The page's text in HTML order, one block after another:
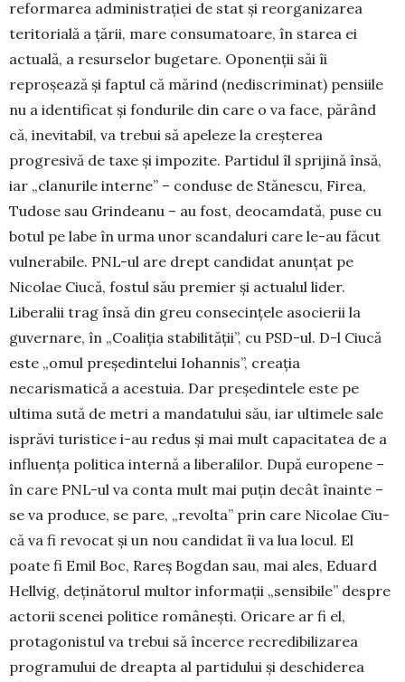
reformarea ad­mi­nistraţiei de stat și reorganizarea
teritorială a țării, ma­re consumatoare, în starea ei
actuală, a resurselor buge­ta­re. Oponenţii săi îi
reproșează și faptul că mărind (ne­discriminat) pensiile
nu a identificat și fondurile din care o va face, părând
că, inevitabil, va trebui să apeleze la creşterea
progresivă de taxe și impozite. Partidul îl sprijină însă,
iar „clanurile interne” – conduse de Stă­nescu, Firea,
Tudose sau Grindeanu – au fost, deo­cam­dată, puse cu
botul pe labe în urma unor scandaluri care le-au făcut
vulnerabile. PNL-ul are drept candidat anunţat pe
Nicolae Ciucă, fostul său premier și actualul lider.
Liberalii trag însă din greu consecinţele asocierii la
guvernare, în „Coaliţia stabilității”, cu PSD-ul. D-l Ciucă
este „omul preşedintelui Iohannis”, creaţia
necarismatică a acestuia. Dar preşe­dintele este pe
ultima sută de metri a mandatului său, iar ultimele sale
isprăvi turistice i-au redus și mai mult capacitatea de a
influența politica inter­nă a liberalilor. După europene –
în care PNL-ul va conta mult mai puţin decât înainte –
se va produce, se pare, „revolta” prin care Nicolae Ciu­
că va fi revocat și un nou candidat îi va lua locul. El
poate fi Emil Boc, Rareș Bog­dan sau, mai ales, Eduard
Hellvig, deținătorul multor informaţii „sensibile” despre
actorii scenei politi­ce ro­mâneşti. Oricare ar fi el,
protagonistul va trebui să încerce recredibilizarea
progra­mului de dreapta al par­tidului și deschiderea